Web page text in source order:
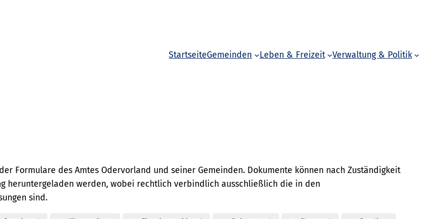
StartseiteGemeinden Leben & Freizeit Verwaltung & Politik
Formulare des Amtes Odervorland und seiner Gemeinden. Dokumente können nach Zuständigkeit
heruntergeladen werden, wobei rechtlich verbindlich ausschließlich die in den
sind.